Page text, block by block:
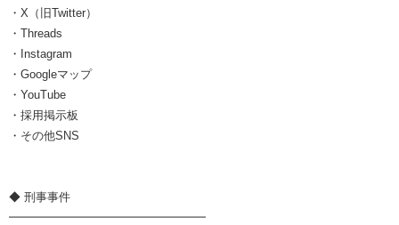
・X（旧Twitter）
・Threads
・Instagram
・Googleマップ
・YouTube
・採用掲示板
・その他SNS
◆ 刑事事件
━━━━━━━━━━━━━━━━━